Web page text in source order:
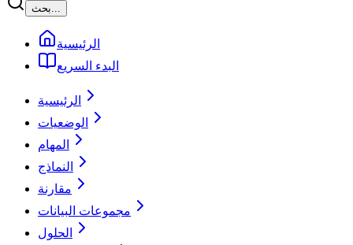
بحث...
الرئيسية
البدء السريع
الرئيسية
الوضعيات
المهام
النماذج
مقارنة
مجموعات البيانات
الحلول